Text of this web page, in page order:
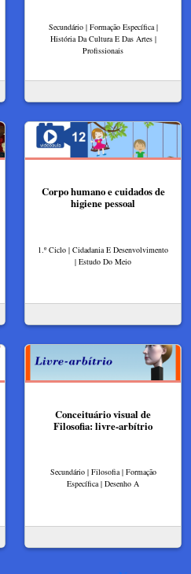
Secundário | Formação Específica |
História Da Cultura E Das Artes |
Profissionais
Corpo humano e cuidados de
higiene pessoal
1.º Ciclo | Cidadania E Desenvolvimento
| Estudo Do Meio
Conceituário visual de
Filosofia: livre-arbítrio
Secundário | Filosofia | Formação
Específica | Desenho A